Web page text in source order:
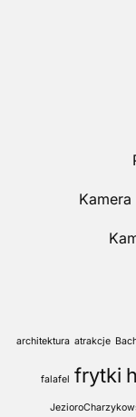
architektura atrakcje
falafel frytki